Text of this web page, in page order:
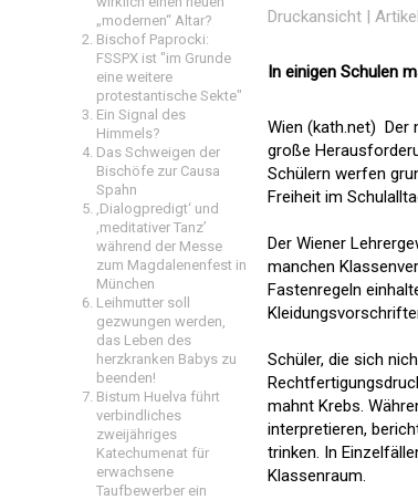
„modernen“ Altar?
Bischof Paprocki:
FSSPX ist "im Grunde
eine weitere
protestantische Sekte"
Ein Signal des
Himmels?
Das Schweigen der
Bischöfe zur Causa
Spahn
‚Dialogpredigt‘ und
‚meditativer Tanz’
während der Messe
zum Magdalenenfest in
München
Leihmutter soll
gezwungen werden,
das Leben des
herzkranken Babys zu
beenden!
Bistum Huelva führt
verbindliches
zweijähriges
Katechumenat für
erwachsene
Taufbewerber ein
Druckansicht |
In einigen Schulen
Wien (kath.net) Der
große
Schülern werfen
Freiheit im
Der Wiener
manchen
Fastenregeln
Schüler, die sich
mahnt Krebs.
interpretieren,
trinken. In
Klassenraum.